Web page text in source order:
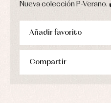
Nueva colección P-Verano.
Añadir favorito
Compartir